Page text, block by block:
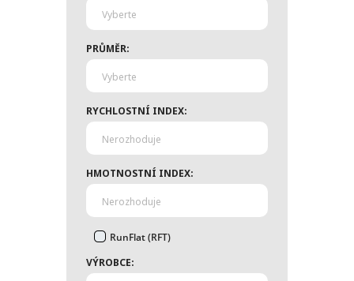
Vyberte
PRŮMĚR:
Vyberte
RYCHLOSTNÍ INDEX:
Nerozhoduje
HMOTNOSTNÍ INDEX:
Nerozhoduje
RunFlat (RFT)
VÝROBCE: